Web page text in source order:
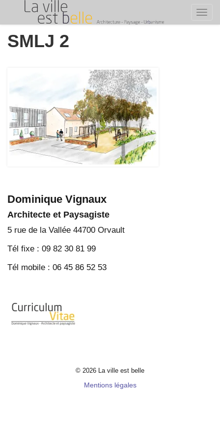
content
SMLJ 2
Dominique Vignaux
Architecte et Paysagiste
5 rue de la Vallée 44700 Orvault
Tél fixe : 09 82 30 81 99
Tél mobile : 06 45 86 52 53
© 2026 La ville est belle
Mentions légales